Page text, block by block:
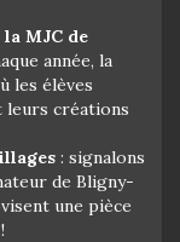
MJC de
année, la
les élèves
leurs créations
: signalons
de Bligny-
une pièce